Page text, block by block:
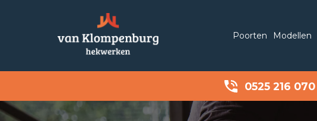
Poorten Modellen
0525 216 070